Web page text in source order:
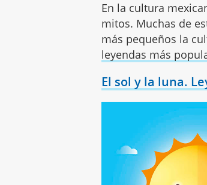
En la cultura
mitos. Muchas de
más pequeños la
leyendas más
El sol y la luna.